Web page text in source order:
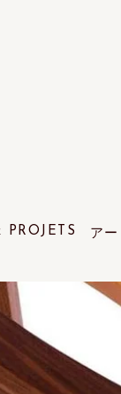
PROJETS ア